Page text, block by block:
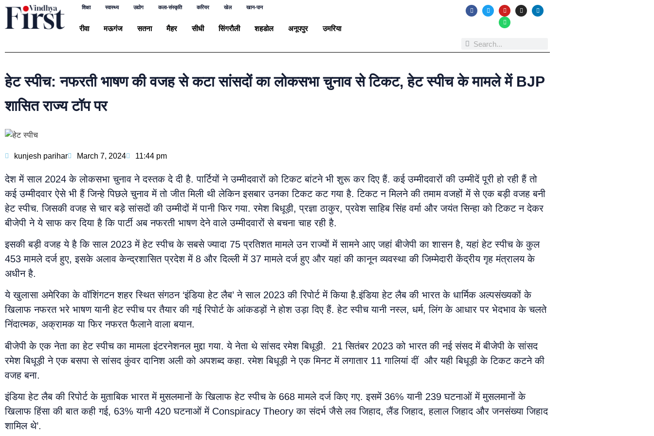
शिक्षा स्वास्थ्य उद्योग कला-संस्कृति करियर खेल खान-पान
रीवा मऊगंज सतना मैहर सीधी सिंगरौली शहडोल अनूपपुर उमरिया
हेट स्पीच: नफरती भाषण की वजह से कटा सांसदों का लोकसभा चुनाव से टिकट, हेट स्पीच के मामले में BJP
शासित राज्य टॉप पर
kunjesh parihar March 7, 2024 11:44 pm
देश में साल 2024 के लोकसभा चुनाव ने दस्तक दे दी है. पार्टियों ने उम्मीदवारों को टिकट बांटने भी शुरू कर दिए हैं. कई उम्मीदवारों की उम्मीदें पूरी हो रही हैं तो
कई उम्मीदवार ऐसे भी हैं जिन्हे पिछले चुनाव में तो जीत मिली थी लेकिन इसबार उनका टिकट कट गया है. टिकट न मिलने की तमाम वजहों में से एक बड़ी वजह बनी
हेट स्पीच. जिसकी वजह से चार बड़े सांसदों की उम्मीदों में पानी फिर गया. रमेश बिधूड़ी, प्रज्ञा ठाकुर, प्रवेश साहिब सिंह वर्मा और जयंत सिन्हा को टिकट न देकर
बीजेपी ने ये साफ कर दिया है कि पार्टी अब नफरती भाषण देने वाले उम्मीदवारों से बचना चाह रही है.
इसकी बड़ी वजह ये है कि साल 2023 में हेट स्पीच के सबसे ज्यादा 75 प्रतिशत मामले उन राज्यों में सामने आए जहां बीजेपी का शासन है, यहां हेट स्पीच के कुल
453 मामले दर्ज हुए, इसके अलाव केन्द्रशासित प्रदेश में 8 और दिल्ली में 37 मामले दर्ज हुए और यहां की कानून व्यवस्था की जिम्मेदारी केंद्रीय गृह मंत्रालय के
अधीन है.
ये खुलासा अमेरिका के वॉशिंगटन शहर स्थित संगठन ‘इंडिया हेट लैब’ ने साल 2023 की रिपोर्ट में किया है.इंडिया हेट लैब की भारत के धार्मिक अल्पसंख्यकों के
खिलाफ नफरत भरे भाषण यानी हेट स्पीच पर तैयार की गई रिपोर्ट के आंकडड़ों ने होश उड़ा दिए हैं. हेट स्पीच यानी नस्ल, धर्म, लिंग के आधार पर भेदभाव के चलते
निंदात्मक, अक्रामक या फिर नफरत फैलाने वाला बयान.
बीजेपी के एक नेता का हेट स्पीच का मामला इंटरनेशनल मुद्दा गया. ये नेता थे सांसद रमेश बिधूड़ी. 21 सितंबर 2023 को भारत की नई संसद में बीजेपी के सांसद
रमेश बिधूड़ी ने एक बसपा से सांसद कुंवर दानिश अली को अपशब्द कहा. रमेश बिधूड़ी ने एक मिनट में लगातार 11 गालियां दीं और यही बिधूड़ी के टिकट कटने की
वजह बना.
इंडिया हेट लैब की रिपोर्ट के मुताबिक भारत में मुसलमानों के खिलाफ हेट स्पीच के 668 मामले दर्ज किए गए. इसमें 36% यानी 239 घटनाओं में मुसलमानों के
खिलाफ हिंसा की बात कही गई, 63% यानी 420 घटनाओं में Conspiracy Theory का संदर्भ जैसे लव जिहाद, लैंड जिहाद, हलाल जिहाद और जनसंख्या जिहाद
शामिल थे’.